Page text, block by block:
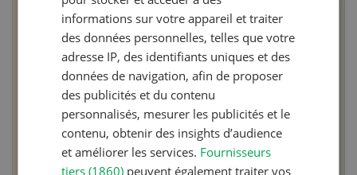
informations sur votre appareil et traiter
des données personnelles, telles que votre
adresse IP, des identifiants uniques et des
données de navigation, afin de proposer
des publicités et du contenu
personnalisés, mesurer les publicités et le
contenu, obtenir des insights d’audience
et améliorer les services. Fournisseurs
tiers (1860) peuvent également traiter vos